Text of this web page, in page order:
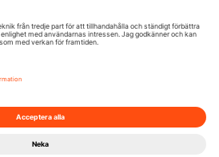
+46 8 600 37 21